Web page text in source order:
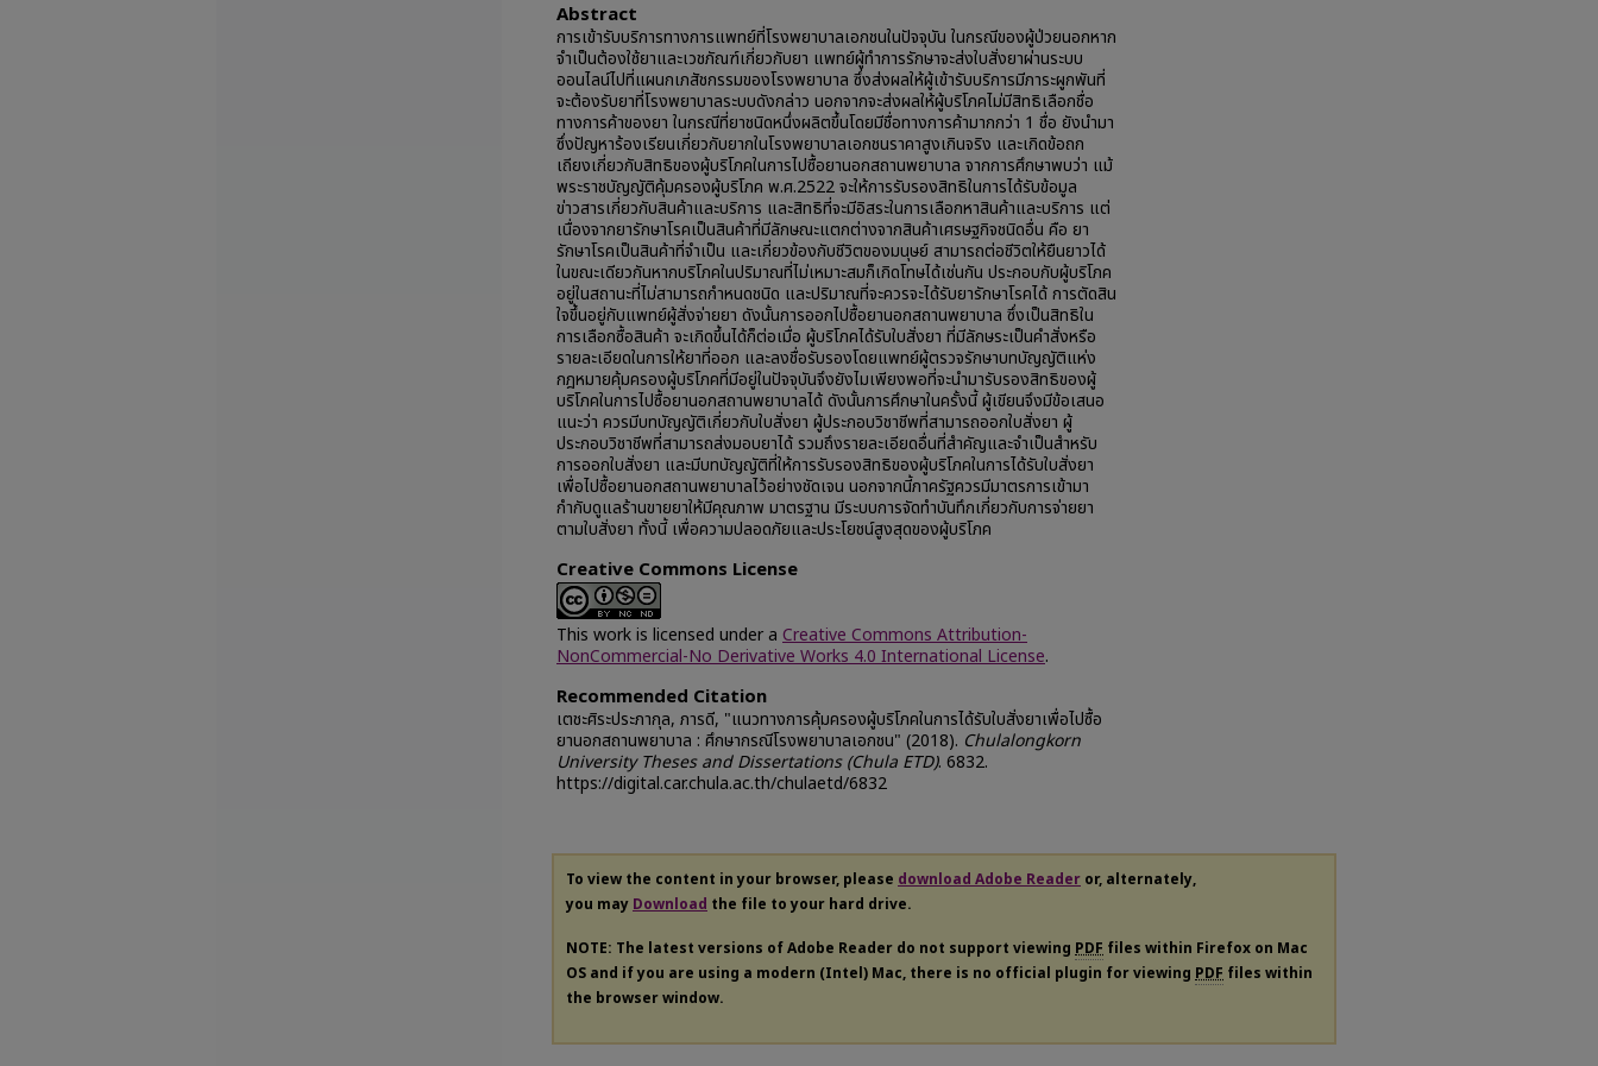
Abstract
การเข้ารับบริการทางการแพทย์ที่โรงพยาบาลเอกชนในปัจจุบัน ในกรณีของผู้ป่วยนอกหาก
จำเป็นต้องใช้ยาและเวชภัณฑ์เกี่ยวกับยา แพทย์ผู้ทำการรักษาจะส่งใบสั่งยาผ่านระบบ
ออนไลน์ไปที่แผนกเภสัชกรรมของโรงพยาบาล ซึ่งส่งผลให้ผู้เข้ารับบริการมีภาระผูกพันที่
จะต้องรับยาที่โรงพยาบาลระบบดังกล่าว นอกจากจะส่งผลให้ผู้บริโภคไม่มีสิทธิเลือกชื่อ
ทางการค้าของยา ในกรณีที่ยาชนิดหนึ่งผลิตขึ้นโดยมีชื่อทางการค้ามากกว่า 1 ชื่อ ยังนำมา
ซึ่งปัญหาร้องเรียนเกี่ยวกับยากในโรงพยาบาลเอกชนราคาสูงเกินจริง และเกิดข้อถก
เถียงเกี่ยวกับสิทธิของผู้บริโภคในการไปซื้อยานอกสถานพยาบาล จากการศึกษาพบว่า แม้
พระราชบัญญัติคุ้มครองผู้บริโภค พ.ศ.2522 จะให้การรับรองสิทธิในการได้รับข้อมูล
ข่าวสารเกี่ยวกับสินค้าและบริการ และสิทธิที่จะมีอิสระในการเลือกหาสินค้าและบริการ แต่
เนื่องจากยารักษาโรคเป็นสินค้าที่มีลักษณะแตกต่างจากสินค้าเศรษฐกิจชนิดอื่น คือ ยา
รักษาโรคเป็นสินค้าที่จำเป็น และเกี่ยวข้องกับชีวิตของมนุษย์ สามารถต่อชีวิตให้ยืนยาวได้
ในขณะเดียวกันหากบริโภคในปริมาณที่ไม่เหมาะสมก็เกิดโทษได้เช่นกัน ประกอบกับผู้บริโภค
อยู่ในสถานะที่ไม่สามารถกำหนดชนิด และปริมาณที่จะควรจะได้รับยารักษาโรคได้ การตัดสิน
ใจขึ้นอยู่กับแพทย์ผู้สั่งจ่ายยา ดังนั้นการออกไปซื้อยานอกสถานพยาบาล ซึ่งเป็นสิทธิใน
การเลือกซื้อสินค้า จะเกิดขึ้นได้ก็ต่อเมื่อ ผู้บริโภคได้รับใบสั่งยา ที่มีลักษระเป็นคำสั่งหรือ
รายละเอียดในการให้ยาที่ออก และลงชื่อรับรองโดยแพทย์ผู้ตรวจรักษาบทบัญญัติแห่ง
กฎหมายคุ้มครองผู้บริโภคที่มีอยู่ในปัจจุบันจึงยังไมเพียงพอที่จะนำมารับรองสิทธิของผู้
บริโภคในการไปซื้อยานอกสถานพยาบาลได้ ดังนั้นการศึกษาในครั้งนี้ ผู้เขียนจึงมีข้อเสนอ
แนะว่า ควรมีบทบัญญัติเกี่ยวกับใบสั่งยา ผู้ประกอบวิชาชีพที่สามารถออกใบสั่งยา ผู้
ประกอบวิชาชีพที่สามารถส่งมอบยาได้ รวมถึงรายละเอียดอื่นที่สำคัญและจำเป็นสำหรับ
การออกใบสั่งยา และมีบทบัญญัติที่ให้การรับรองสิทธิของผู้บริโภคในการได้รับใบสั่งยา
เพื่อไปซื้อยานอกสถานพยาบาลไว้อย่างชัดเจน นอกจากนี้ภาครัฐควรมีมาตรการเข้ามา
กำกับดูแลร้านขายยาให้มีคุณภาพ มาตรฐาน มีระบบการจัดทำบันทึกเกี่ยวกับการจ่ายยา
ตามใบสั่งยา ทั้งนี้ เพื่อความปลอดภัยและประโยชน์สูงสุดของผู้บริโภค
Creative Commons License
This work is licensed under a Creative Commons Attribution-
NonCommercial-No Derivative Works 4.0 International License.
Recommended Citation
เตชะศิระประภากุล, ภารดี, "แนวทางการคุ้มครองผู้บริโภคในการได้รับใบสั่งยาเพื่อไปซื้อ
ยานอกสถานพยาบาล : ศึกษากรณีโรงพยาบาลเอกชน" (2018). Chulalongkorn
University Theses and Dissertations (Chula ETD). 6832.
https://digital.car.chula.ac.th/chulaetd/6832
To view the content in your browser, please download Adobe Reader or, alternately,
you may Download the file to your hard drive.
NOTE: The latest versions of Adobe Reader do not support viewing PDF files within Firefox on Mac
OS and if you are using a modern (Intel) Mac, there is no official plugin for viewing PDF files within
the browser window.